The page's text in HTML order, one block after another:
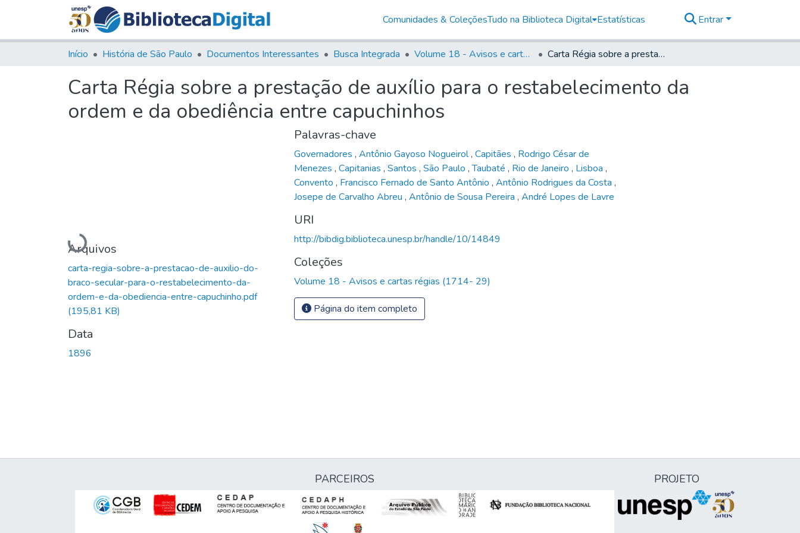
Comunidades & ColeçõesTudo na Biblioteca Digital Estatísticas Entrar
Início História de São Paulo Documentos Interessantes Busca Integrada Volume 18 - Avisos e cartas régias (1714- 29) Carta Régia sobre a prestação de auxílio para o restabelecimento da ordem e da obediência entre capuchinhos
Carta Régia sobre a prestação de auxílio para o restabelecimento da
ordem e da obediência entre capuchinhos
Carregando...
Arquivos
carta-regia-sobre-a-prestacao-de-auxilio-do-
braco-secular-para-o-restabelecimento-da-
ordem-e-da-obediencia-entre-capuchinho.pdf
(195,81 KB)
Data
1896
Palavras-chave
Governadores , Antônio Gayoso Nogueirol, Capitães , Rodrigo César de
Menezes , Capitanias , Santos , São Paulo ,Taubaté , Rio de Janeiro , Lisboa ,
Convento , Francisco Fernado de Santo Antônio , Antônio Rodrigues da Costa ,
Josepe de Carvalho Abreu , Antônio de Sousa Pereira , André Lopes de Lavre
URI
http://bibdig.biblioteca.unesp.br/handle/10/14849
Coleções
Volume 18 - Avisos e cartas régias (1714- 29)
Página do item completo
PARCEIROS PROJETO